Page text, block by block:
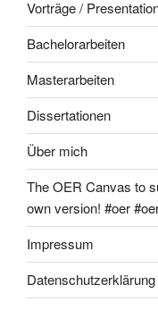
Vorträge /
Bachelorarbeiten
Masterarbeiten
Dissertationen
Über mich
The OER Canvas to
own version! #oer
Impressum
Datenschutzerklärung